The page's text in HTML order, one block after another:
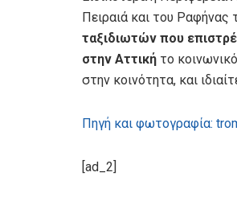
Πειραιά και του Ραφήνας
ταξιδιωτών που
στην Αττική το
στην κοινότητα, και
Πηγή και φωτογραφία:
[ad_2]